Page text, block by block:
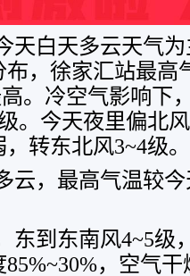
白天多云天气为
布，徐家汇站最
。冷空气影响下
。今天夜里偏北
转东北风3~4级。
云，最高气温较
东到东南风4~5级
，空气